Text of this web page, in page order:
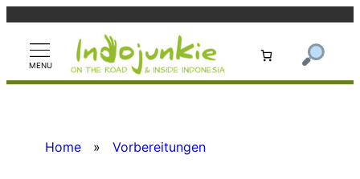
springen
Home » Vorbereitungen